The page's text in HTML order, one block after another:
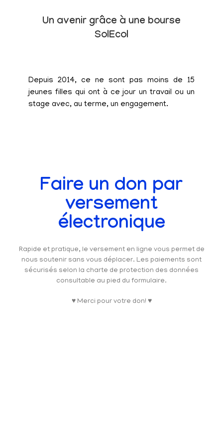
Un avenir grâce à une bourse
SolEcol
Depuis 2014, ce ne sont pas moins de 15
jeunes filles qui ont à ce jour un travail ou un
stage avec, au terme, un engagement.
Faire un don par
versement
électronique
Rapide et pratique, le versement en ligne vous permet de
nous soutenir sans vous déplacer. Les paiements sont
sécurisés selon la charte de protection des données
consultable au pied du formulaire.
♥ Merci pour votre don! ♥